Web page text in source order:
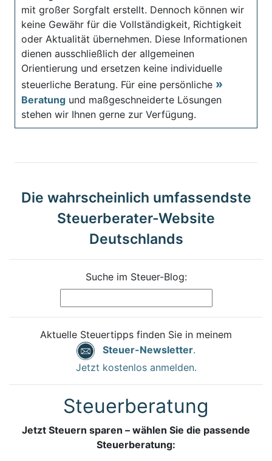
mit großer Sorgfalt erstellt. Dennoch können wir
keine Gewähr für die Vollständigkeit, Richtigkeit
oder Aktualität übernehmen. Diese Informationen
dienen ausschließlich der allgemeinen
Orientierung und ersetzen keine individuelle
steuerliche Beratung. Für eine persönliche
Beratung und maßgeschneiderte Lösungen
stehen wir Ihnen gerne zur Verfügung.
Die wahrscheinlich umfassendste
Steuerberater-Website
Deutschlands
Suche im Steuer-Blog:
Aktuelle Steuertipps finden Sie in meinem
Steuer-Newsletter.
Jetzt kostenlos anmelden.
Steuerberatung
Jetzt Steuern sparen – wählen Sie die passende
Steuerberatung: